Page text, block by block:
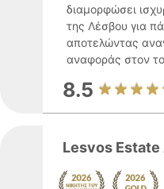
διαμορφώσει
της Λέσβου για
αποτελώντας
αναφοράς στον
8.5
Lesvos